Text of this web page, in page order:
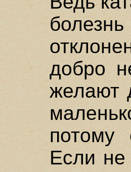
добро
желают
потому
Если не